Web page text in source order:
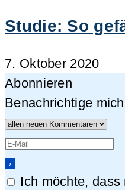
Studie: So
7. Oktober 2020
Abonnieren
Benachrichtige
Ich möchte,